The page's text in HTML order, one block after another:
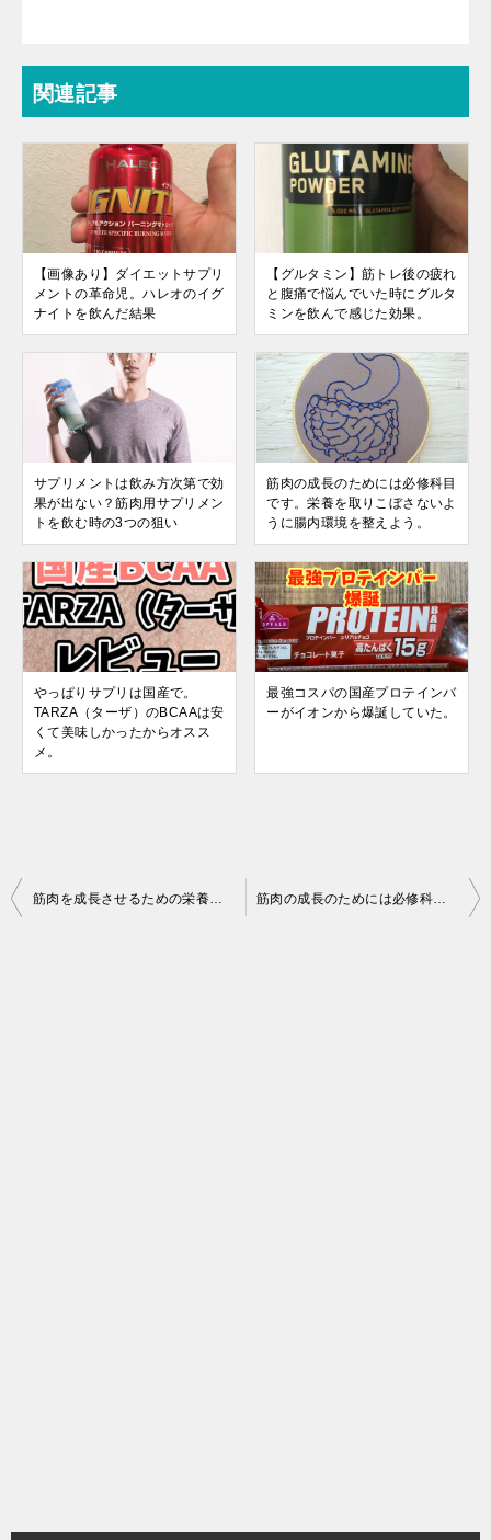
関連記事
【画像あり】ダイエットサプリ
メントの革命児。ハレオのイグ
ナイトを飲んだ結果
【グルタミン】筋トレ後の疲れ
と腹痛で悩んでいた時にグルタ
ミンを飲んで感じた効果。
サプリメントは飲み方次第で効
果が出ない？筋肉用サプリメン
トを飲む時の3つの狙い
筋肉の成長のためには必修科目
です。栄養を取りこぼさないよ
うに腸内環境を整えよう。
やっぱりサプリは国産で。
TARZA（ターザ）のBCAAは安
くて美味しかったからオスス
メ。
最強コスパの国産プロテインバ
ーがイオンから爆誕していた。
投
筋肉を成長させるための栄養摂取に関する５つのルール 筋肉の成長のためには必修科目です。栄養を取りこぼさないように腸内環境を整えよう。